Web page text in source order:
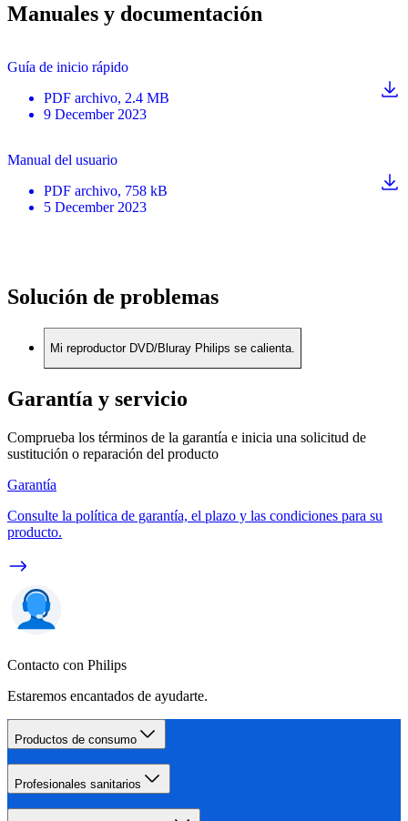
Manuales y documentación
Guía de inicio rápido
PDF archivo, 2.4 MB
9 December 2023
Manual del usuario
PDF archivo, 758 kB
5 December 2023
Solución de problemas
Mi reproductor DVD/Bluray Philips se calienta.
Garantía y servicio
Comprueba los términos de la garantía e inicia una solicitud de
sustitución o reparación del producto
Garantía
Consulte la política de garantía, el plazo y las condiciones para su
producto.
Contacto con Philips
Estaremos encantados de ayudarte.
Productos de consumo
Profesionales sanitarios